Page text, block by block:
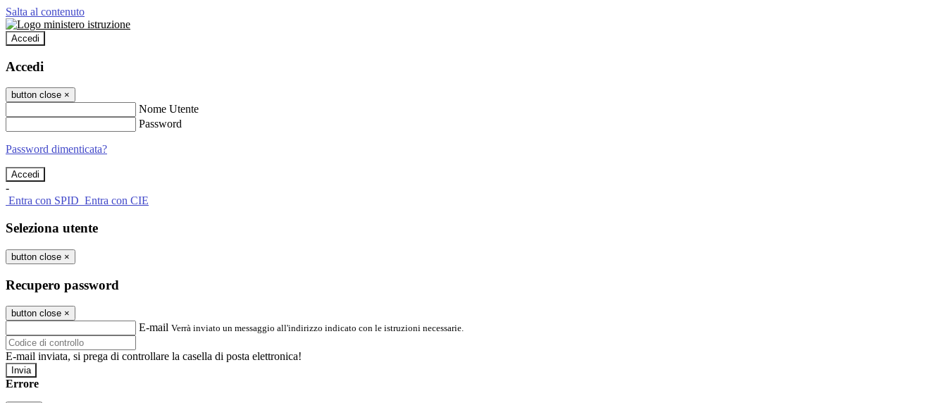
Salta al contenuto
Accedi
Accedi
button close ×
Nome Utente
Password
Password dimenticata?
-
Entra con SPID Entra con CIE
Seleziona utente
button close ×
Recupero password
button close ×
E-mail Verrà inviato un messaggio all'indirizzo indicato con le istruzioni necessarie.
E-mail inviata, si prega di controllare la casella di posta elettronica!
Errore